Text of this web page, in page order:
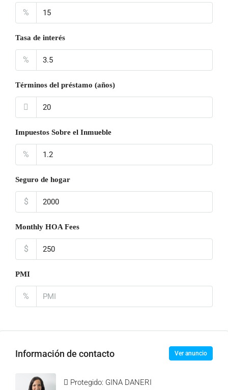
%
Tasa de interés
%
Términos del préstamo (años)
Impuestos Sobre el Inmueble
%
Seguro de hogar
$
Monthly HOA Fees
$
PMI
%
Información de contacto Ver anuncio
Protegido: GINA DANERI